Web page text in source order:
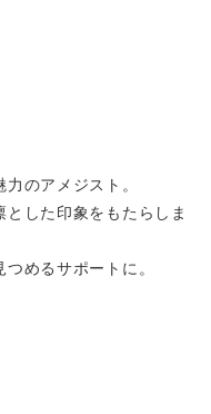
のアメジスト。
とした印象をもたらしま
めるサポートに。